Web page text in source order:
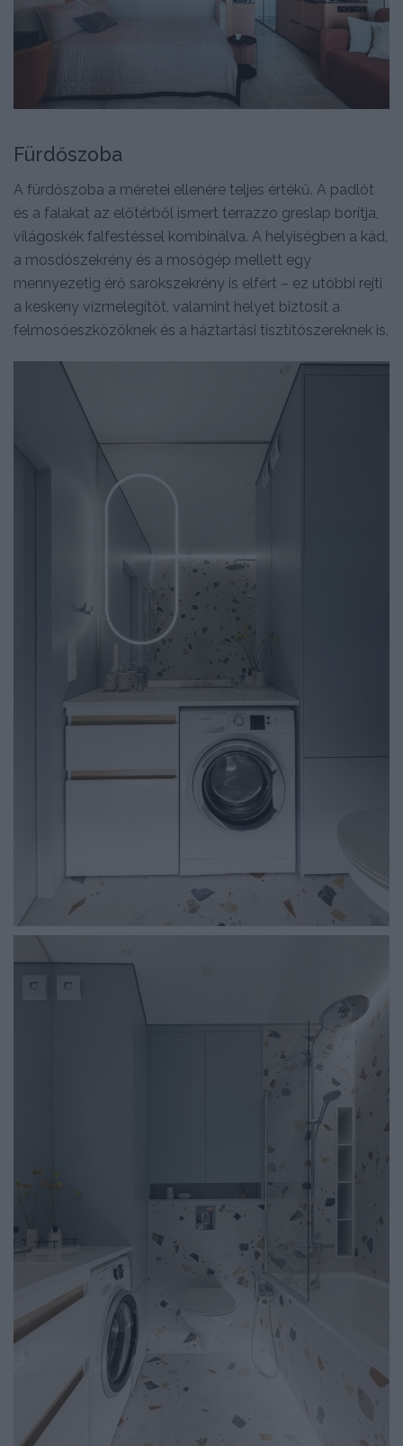
Fürdőszoba
A fürdőszoba a méretei ellenére teljes értékű. A padlót
és a falakat az előtérből ismert terrazzo greslap borítja,
világoskék falfestéssel kombinálva. A helyiségben a kád,
a mosdószekrény és a mosógép mellett egy
mennyezetig érő sarokszekrény is elfért – ez utóbbi rejti
a keskeny vízmelegítőt, valamint helyet biztosít a
felmosóeszközöknek és a háztartási tisztítószereknek is.